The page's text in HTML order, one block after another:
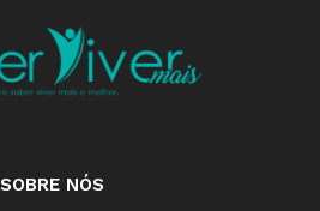
SOBRE NÓS